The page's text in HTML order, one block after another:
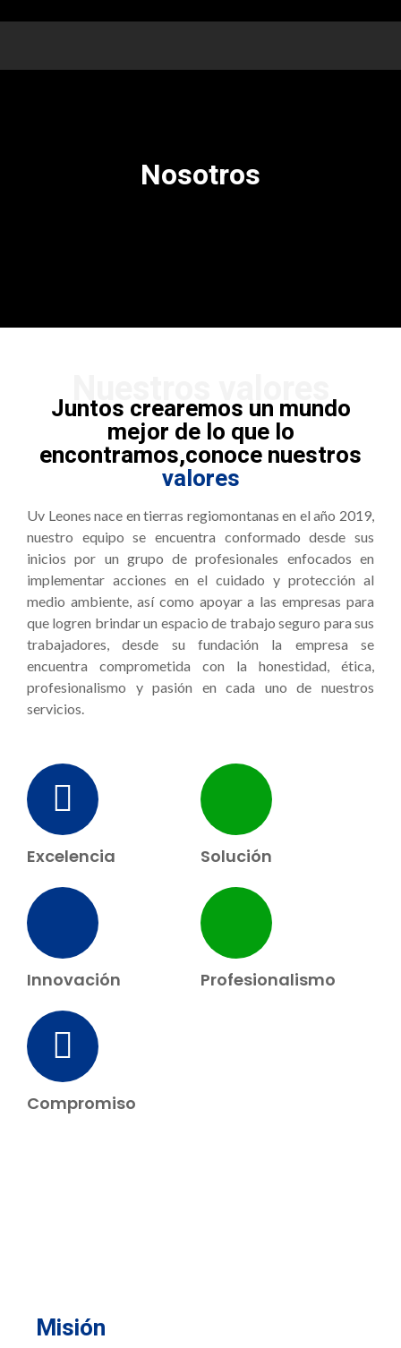
Nosotros
Nuestros valores
Juntos crearemos un mundo
mejor de lo que lo
encontramos,conoce nuestros
valores
Uv Leones nace en tierras regiomontanas en el año 2019,
nuestro equipo se encuentra conformado desde sus
inicios por un grupo de profesionales enfocados en
implementar acciones en el cuidado y protección al
medio ambiente, así como apoyar a las empresas para
que logren brindar un espacio de trabajo seguro para sus
trabajadores, desde su fundación la empresa se
encuentra comprometida con la honestidad, ética,
profesionalismo y pasión en cada uno de nuestros
servicios.
Excelencia Solución
Innovación Profesionalismo
Compromiso
Misión